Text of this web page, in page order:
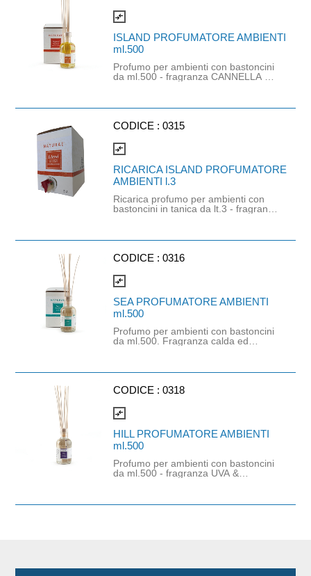
compare_arrows
ISLAND PROFUMATORE AMBIENTI
ml.500
Profumo per ambienti con bastoncini
da ml.500 - fragranza CANNELLA &
CODICE :0315
compare_arrows
RICARICA ISLAND PROFUMATORE
AMBIENTI l.3
Ricarica profumo per ambienti con
bastoncini in tanica da lt.3 - fragranza
CODICE :0316
compare_arrows
SEA PROFUMATORE AMBIENTI
ml.500
Profumo per ambienti con bastoncini
da ml.500. Fragranza calda ed
ambrata, con note di sandalo. Note di
di cuore: rosa, salvia sclarea, ambra.
sandalo, cedro e vaniglia. Bacchette
incluse
CODICE :0318
compare_arrows
HILL PROFUMATORE AMBIENTI
ml.500
Profumo per ambienti con bastoncini
da ml.500 - fragranza UVA &